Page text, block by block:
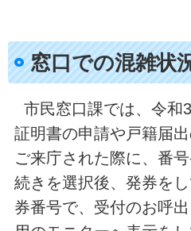
窓口での混雑状
市民窓口課では、令和
証明書の申請や戸籍届
ご来庁された際に、番
続きを選択後、発券を
券番号で、受付のお呼